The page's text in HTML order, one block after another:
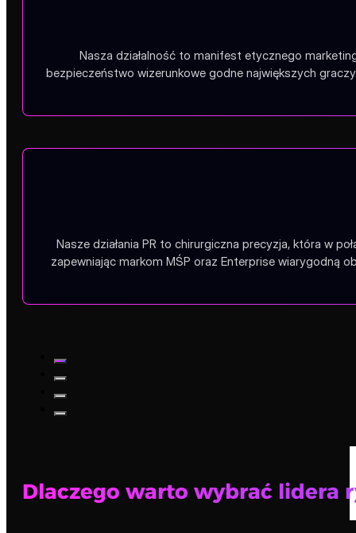
Nasza działalność to manifest etycznego
bezpieczeństwo wizerunkowe godne największych
Nasze działania PR to chirurgiczna precyzja, która w
zapewniając markom MŚP oraz Enterprise wiarygodną
Dlaczego warto wybrać lidera